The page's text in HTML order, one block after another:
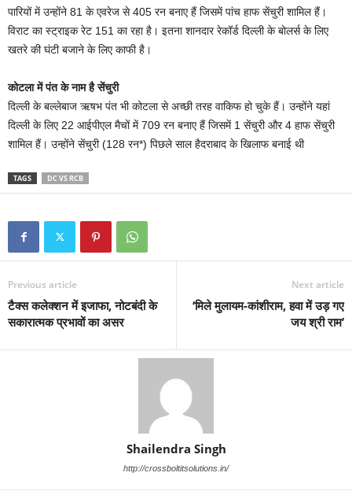
पारियों में उन्होंने 81 के एवरेज से 405 रन बनाए हैं जिसमें पांच हाफ सेंचुरी शामिल हैं।
विराट का स्ट्राइक रेट 151 का रहा है। इतना शानदार रेकॉर्ड दिल्ली के बोलर्स के लिए
खतरे की घंटी बजाने के लिए काफी है।
कोटला में पंत के नाम है सेंचुरी
दिल्ली के बल्लेबाज ऋषभ पंत भी कोटला से अच्छी तरह वाकिफ हो चुके हैं। उन्होंने यहां
दिल्ली के लिए 22 आईपीएल मैचों में 709 रन बनाए हैं जिसमें 1 सेंचुरी और 4 हाफ सेंचुरी
शामिल हैं। उन्होंने सेंचुरी (128 रन*) पिछले साल हैदराबाद के खिलाफ बनाई थी
TAGS DC VS RCB
Previous article
टैक्स कलेक्शन में इजाफा, नोटबंदी के
सकारात्मक प्रभावों का असर
Next article
‘मिले मुलायम-कांशीराम, हवा में उड़ गए
जय श्री राम’
Shailendra Singh
http://crossboltitsolutions.in/